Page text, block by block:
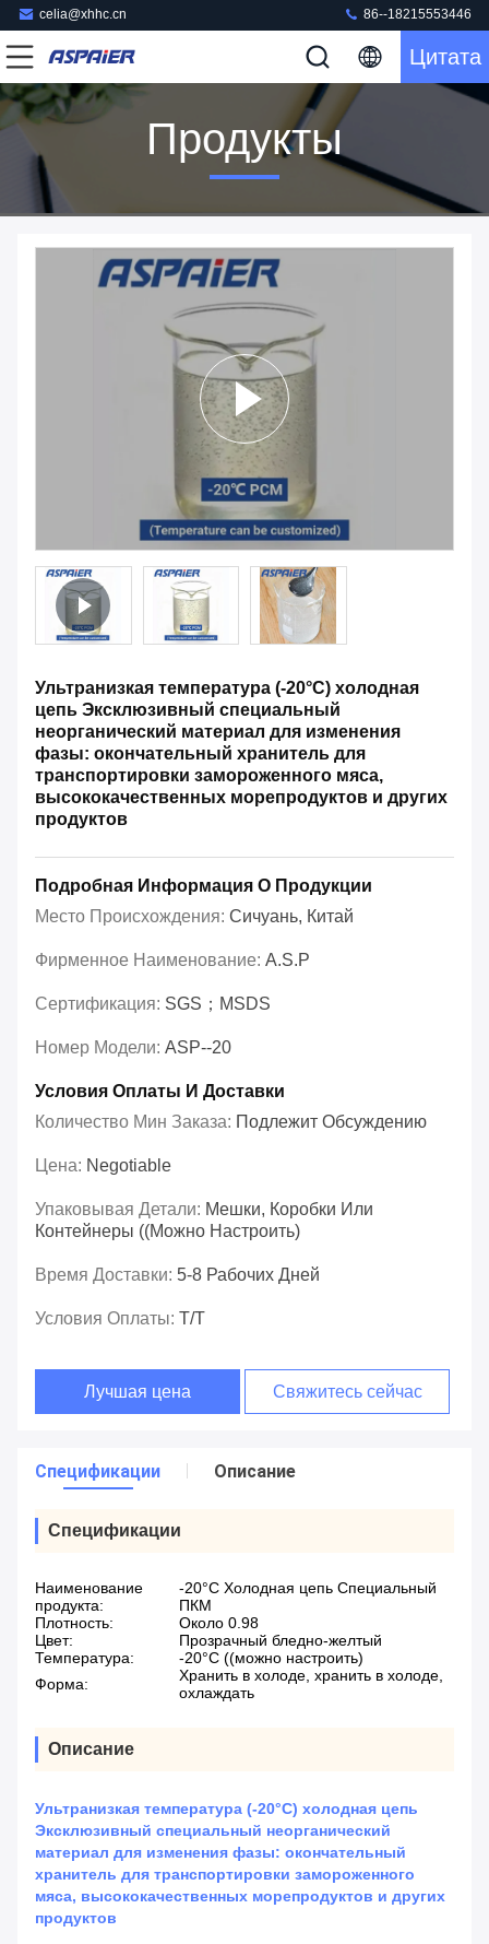
celia@xhhc.cn 86--18215553446
Цитата
Продукты
Ультранизкая температура (-20°C) холодная
цепь Эксклюзивный специальный
неорганический материал для изменения
фазы: окончательный хранитель для
транспортировки замороженного мяса,
высококачественных морепродуктов и других
продуктов
Подробная Информация О Продукции
Место Происхождения: Сичуань, Китай
Фирменное Наименование: A.S.P
Сертификация: SGS；MSDS
Номер Модели: ASP--20
Условия Оплаты И Доставки
Количество Мин Заказа: Подлежит Обсуждению
Цена: Negotiable
Упаковывая Детали: Мешки, Коробки Или
Контейнеры ((Можно Настроить)
Время Доставки: 5-8 Рабочих Дней
Условия Оплаты: T/T
Лучшая цена Свяжитесь сейчас
Спецификации Описание
Спецификации
Наименование
продукта:
-20°C Холодная цепь Специальный
ПКМ
Плотность:
Около 0.98
Цвет:
Прозрачный бледно-желтый
Температура:
-20°C ((можно настроить)
Форма:
Хранить в холоде, хранить в холоде,
охлаждать
Описание
Ультранизкая температура (-20°C) холодная цепь
Эксклюзивный специальный неорганический
материал для изменения фазы: окончательный
хранитель для транспортировки замороженного
мяса, высококачественных морепродуктов и других
продуктов